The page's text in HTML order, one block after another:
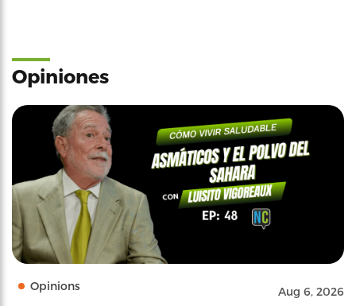
Opiniones
Opinions Aug 6, 2026